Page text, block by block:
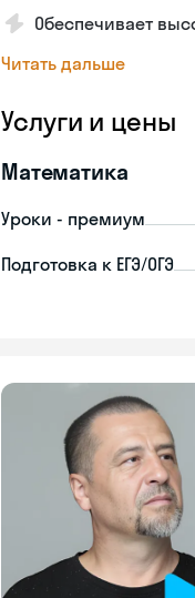
Обеспечивает
Читать дальше
Услуги и цены
Математика
Уроки - премиум
Подготовка к ЕГЭ/ОГЭ